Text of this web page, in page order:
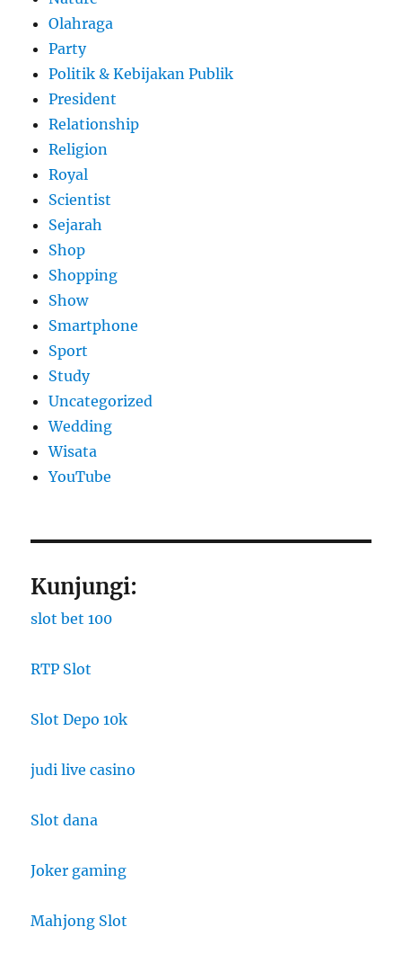
Olahraga
Party
Politik & Kebijakan Publik
President
Relationship
Religion
Royal
Scientist
Sejarah
Shop
Shopping
Show
Smartphone
Sport
Study
Uncategorized
Wedding
Wisata
YouTube
Kunjungi:
slot bet 100
RTP Slot
Slot Depo 10k
judi live casino
Slot dana
Joker gaming
Mahjong Slot